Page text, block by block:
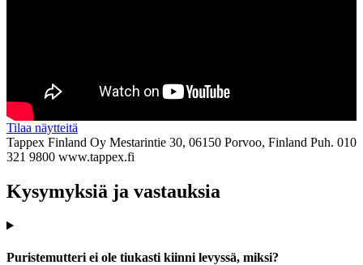
Tilaa näytteitä
Tappex Finland Oy Mestarintie 30, 06150 Porvoo, Finland Puh. 010
321 9800 www.tappex.fi
Kysymyksiä ja vastauksia
Puristemutteri ei ole tiukasti kiinni levyssä, miksi?